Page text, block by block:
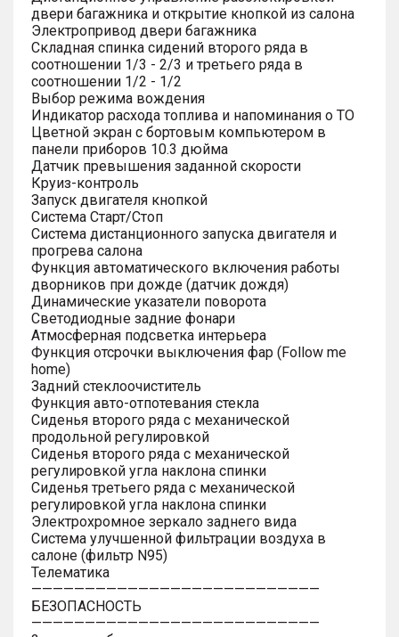
двери багажника и открытие кнопкой из салона
Электропривод двери багажника
Складная спинка сидений второго ряда в
соотношении 1/3 - 2/3 и третьего ряда в
соотношении 1/2 - 1/2
Выбор режима вождения
Индикатор расхода топлива и напоминания о ТО
Цветной экран с бортовым компьютером в
панели приборов 10.3 дюйма
Датчик превышения заданной скорости
Круиз-контроль
Запуск двигателя кнопкой
Система Старт/Стоп
Система дистанционного запуска двигателя и
прогрева салона
Функция автоматического включения работы
дворников при дожде (датчик дождя)
Динамические указатели поворота
Светодиодные задние фонари
Атмосферная подсветка интерьера
Функция отсрочки выключения фар (Follow me
home)
Задний стеклоочиститель
Функция авто-отпотевания стекла
Сиденья второго ряда с механической
продольной регулировкой
Сиденья второго ряда с механической
регулировкой угла наклона спинки
Сиденья третьего ряда с механической
регулировкой угла наклона спинки
Электрохромное зеркало заднего вида
Система улучшенной фильтрации воздуха в
салоне (фильтр N95)
Телематика
———————————————————————————
БЕЗОПАСНОСТЬ
———————————————————————————